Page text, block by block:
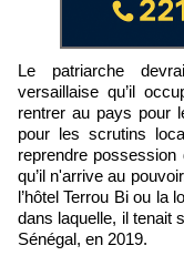
Le patriarche devrait quitter début 2022, la résidence
versaillaise qu’il
rentrer au pays pour
pour les scrutins
reprendre
qu’il n'arrive au
l’hôtel Terrou Bi ou la
dans laquelle, il tenait
Sénégal, en 2019.